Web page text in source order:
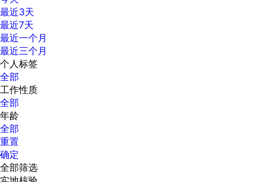
最近3天
最近7天
最近一个月
最近三个月
个人标签
全部
工作性质
全部
年龄
全部
重置
确定
全部筛选